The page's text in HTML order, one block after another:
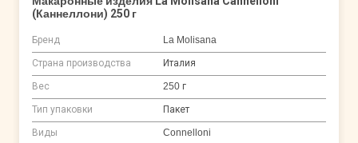
(Каннеллони) 250 г
Бренд La Molisana
Страна производства Италия
Вес 250 г
Тип упаковки Пакет
Виды Connelloni